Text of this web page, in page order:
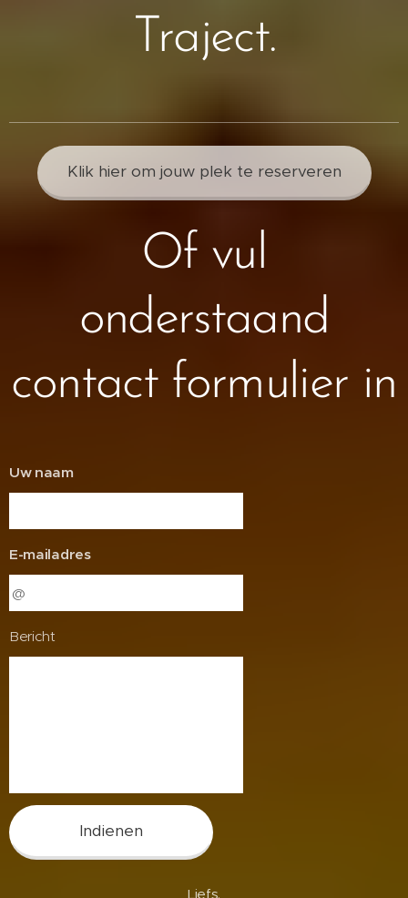
Traject.
Klik hier om jouw plek te reserveren
Of vul
onderstaand
contact formulier in
Uw naam
E-mailadres
Bericht
Indienen
Liefs,